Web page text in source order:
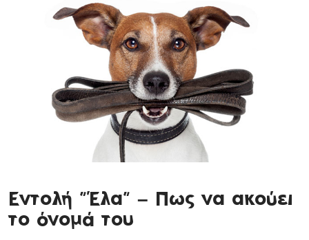
Εντολή "Έλα" – Πως να ακούει
το όνομά του